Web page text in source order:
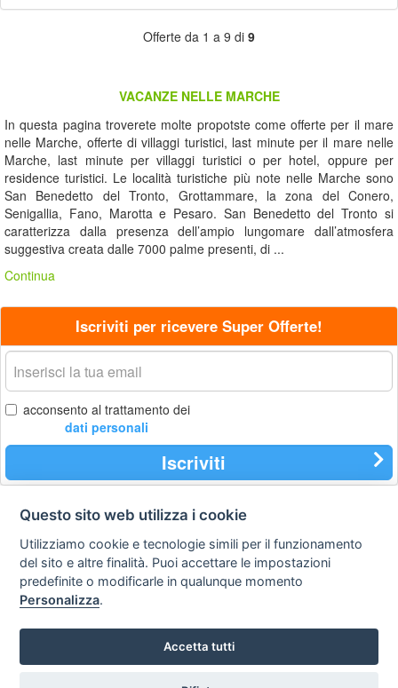
Offerte da 1 a 9 di 9
VACANZE NELLE MARCHE
In questa pagina troverete molte propotste come offerte per il mare
nelle Marche, offerte di villaggi turistici, last minute per il mare nelle
Marche, last minute per villaggi turistici o per hotel, oppure per
residence turistici. Le località turistiche più note nelle Marche sono
San Benedetto del Tronto, Grottammare, la zona del Conero,
Senigallia, Fano, Marotta e Pesaro. San Benedetto del Tronto si
caratterizza dalla presenza dell’ampio lungomare dall’atmosfera
suggestiva creata dalle 7000 palme presenti, di ...
Continua
Iscriviti per ricevere Super Offerte!
La
tua
email
acconsento al trattamento dei
dati personali
Iscriviti
Contatti
Privacy
policy
legale
Preferenze cookie
STA Sunny Travel Agency
Questo sito web utilizza i cookie
Utilizziamo cookie e tecnologie simili per il funzionamento
del sito e altre finalità. Puoi accettare le impostazioni
predefinite o modificarle in qualunque momento
Personalizza.
Accetta tutti